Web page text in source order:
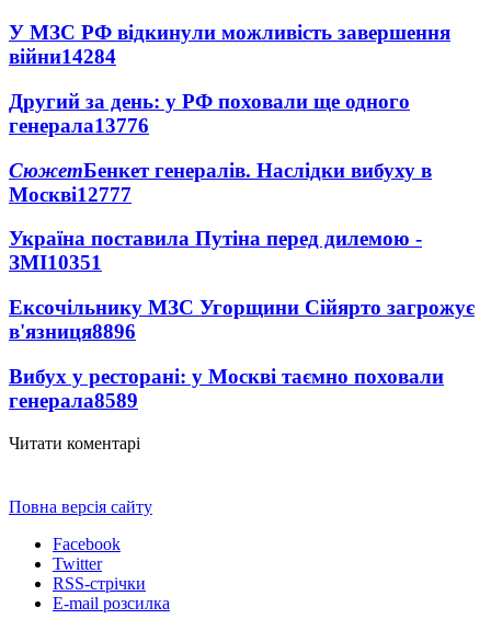
У МЗС РФ відкинули можливість завершення
війни14284
Другий за день: у РФ поховали ще одного
генерала13776
СюжетБенкет генералів. Наслідки вибуху в
Москві12777
Україна поставила Путіна перед дилемою -
ЗМІ10351
Ексочільнику МЗС Угорщини Сійярто загрожує
в'язниця8896
Вибух у ресторані: у Москві таємно поховали
генерала8589
Читати коментарі
Повна версія сайту
Facebook
Twitter
RSS-стрічки
E-mail розсилка